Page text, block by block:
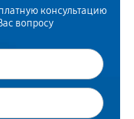
консультацию
вопросу